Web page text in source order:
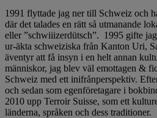
1991 flyttade jag ner till Schweiz och
där det talades en rätt så utmanande
eller ”schwiiizerdütsch”. 1995 gifte
ur-äkta schweiziska från Kanton Uri,
äventyr att få insyn i en helt annan
människor, jag blev väl emottagen &
Schweiz med ett inifrånperspektiv.
och sedan som egenföretagare i
2010 upp Terroir Suisse, som ett
länderna, språken och dess traditioner.